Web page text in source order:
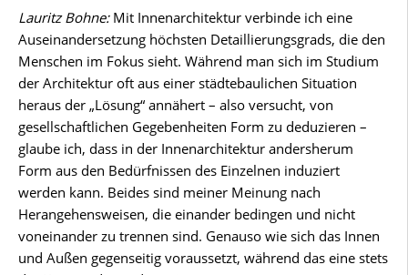
Lauritz Bohne:Mit Innenarchitektur verbinde ich eine
Auseinandersetzung höchsten Detaillierungsgrads, die den
Menschen im Fokus sieht. Während man sich im Studium
der Architektur oft aus einer städtebaulichen Situation
heraus der „Lösung“ annähert – also versucht, von
gesellschaftlichen Gegebenheiten Form zu deduzieren –
glaube ich, dass in der Innenarchitektur andersherum
Form aus den Bedürfnissen des Einzelnen induziert
werden kann. Beides sind meiner Meinung nach
Herangehensweisen, die einander bedingen und nicht
voneinander zu trennen sind. Genauso wie sich das Innen
und Außen gegenseitig voraussetzt, während das eine stets